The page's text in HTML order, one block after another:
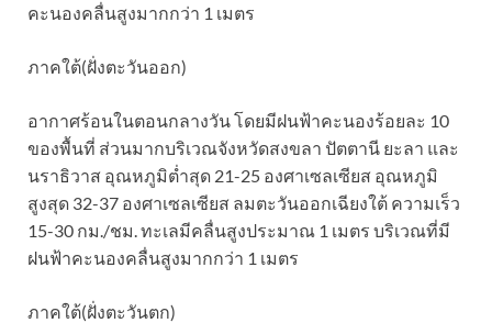
คะนองคลื่นสูงมากกว่า 1 เมตร
ภาคใต้(ฝั่งตะวันออก)
อากาศร้อนในตอนกลางวัน โดยมีฝนฟ้าคะนองร้อยละ 10
ของพื้นที่ ส่วนมากบริเวณจังหวัดสงขลา ปัตตานี ยะลา และ
นราธิวาส อุณหภูมิต่ำสุด 21-25 องศาเซลเซียส อุณหภูมิ
สูงสุด 32-37 องศาเซลเซียส ลมตะวันออกเฉียงใต้ ความเร็ว
15-30 กม./ชม. ทะเลมีคลื่นสูงประมาณ 1 เมตร บริเวณที่มี
ฝนฟ้าคะนองคลื่นสูงมากกว่า 1 เมตร
ภาคใต้(ฝั่งตะวันตก)